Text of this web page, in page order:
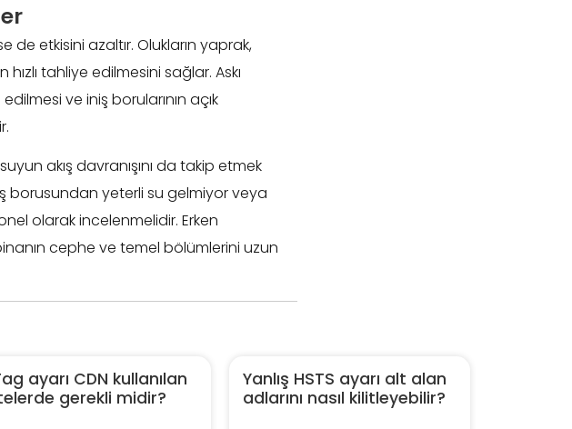
de etkisini azaltır. Olukların yaprak,
tahliye edilmesini sağlar. Askı
ve iniş borularının açık
akış davranışını da takip etmek
borusundan yeterli su gelmiyor veya
olarak incelenmelidir. Erken
cephe ve temel bölümlerini uzun
ayarı CDN kullanılan
gerekli midir?
Yanlış HSTS ayarı alt alan
adlarını nasıl kilitleyebilir?